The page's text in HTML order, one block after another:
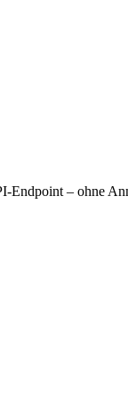
Endpoint – ohne